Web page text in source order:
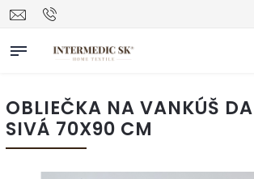
OBLIEČKA NA VANKÚŠ
SIVÁ 70X90 CM